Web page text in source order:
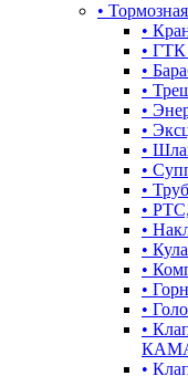
•
•
•
•
•
•
•
•
•
•
•
•
•
•
•
•
•
•